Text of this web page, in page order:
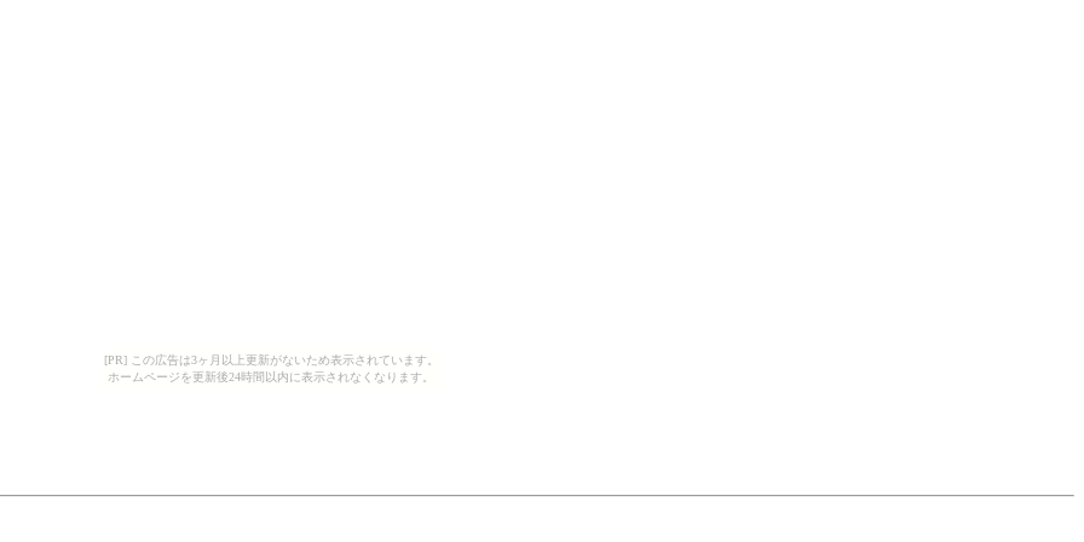
[PR] この広告は3ヶ月以上更新がないため表示されています。
ホームページを更新後24時間以内に表示されなくなります。